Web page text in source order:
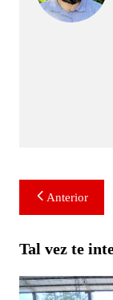
Navegación
de
entradas
Anterior
Tal vez te